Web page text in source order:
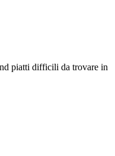
piatti difficili da trovare in